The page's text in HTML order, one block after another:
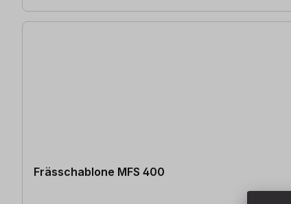
Frässchablone MFS 400